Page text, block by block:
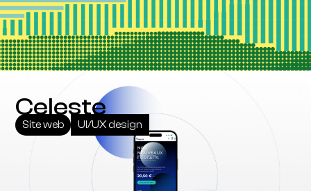
Celeste
Site web UI/UX design